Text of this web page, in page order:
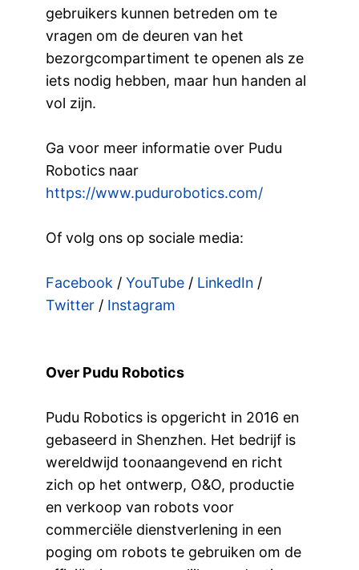
gebruikers kunnen betreden om te
vragen om de deuren van het
bezorgcompartiment te openen als ze
iets nodig hebben, maar hun handen al
vol zijn.
Ga voor meer informatie over Pudu
Robotics naar
https://www.pudurobotics.com/
Of volg ons op sociale media:
Facebook / YouTube/ LinkedIn/
Twitter/ Instagram
Over Pudu Robotics
Pudu Robotics is opgericht in 2016 en
gebaseerd in Shenzhen. Het bedrijf is
wereldwijd toonaangevend en richt
zich op het ontwerp, O&O, productie
en verkoop van robots voor
commerciële dienstverlening in een
poging om robots te gebruiken om de